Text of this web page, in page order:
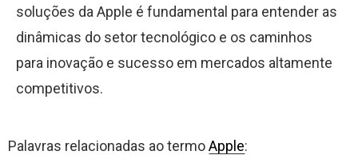
soluções da Apple é fundamental para entender as
dinâmicas do setor tecnológico e os caminhos
para inovação e sucesso em mercados altamente
competitivos.
Palavras relacionadas ao termoApple: